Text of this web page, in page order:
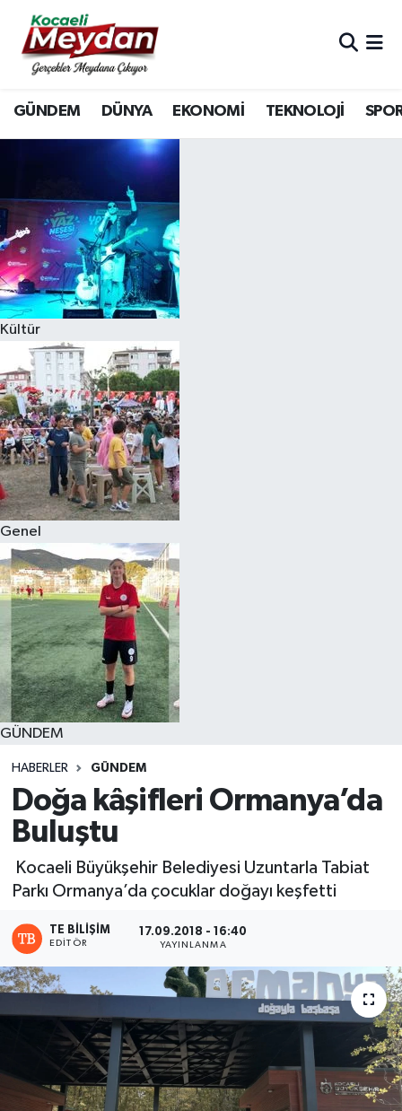
GÜNDEM DÜNYA EKONOMİ TEKNOLOJİ
Kültür
Genel
GÜNDEM
HABERLER GÜNDEM
Doğa kâşifleri Ormanya’da
Buluştu
Kocaeli Büyükşehir Belediyesi Uzuntarla Tabiat
Parkı Ormanya’da çocuklar doğayı keşfetti
TE BILIŞIM
EDITÖR
17.09.2018 - 16:40
YAYINLANMA
Nöbetçi Eczaneler
Hava Durumu
Trafik Durumu
Süper Lig Puan Durumu ve Fikstür
Tüm Manşetler
Son Dakika Haberleri
Haber Arşivi